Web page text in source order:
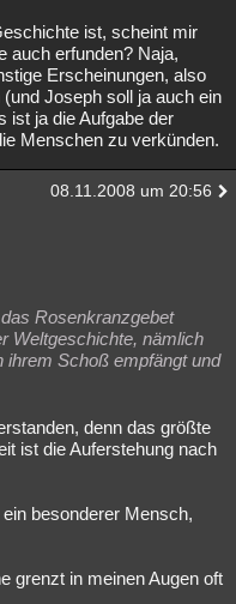
ist, scheint mir
auch erfunden? Naja,
Erscheinungen, also
Joseph soll ja auch ein
ist ja die Aufgabe der
Menschen zu verkünden.
08.11.2008 um 20:56
Rosenkranzgebet
Weltgeschichte, nämlich
ihrem Schoß empfängt und
denn das größte
ist die Auferstehung nach
besonderer Mensch,
grenzt in meinen Augen oft